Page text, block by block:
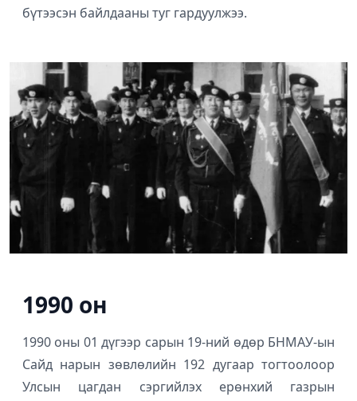
бүтээсэн байлдааны туг гардуулжээ.
1990 он
1990 оны 01 дүгээр сарын 19-ний өдөр БНМАУ-ын
Сайд нарын зөвлөлийн 192 дугаар тогтоолоор
Улсын цагдан сэргийлэх ерөнхий газрын